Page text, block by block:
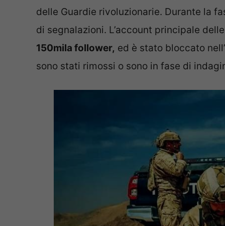
delle Guardie rivoluzionarie. Durante la
di segnalazioni. L’account principale
150mila follower, ed è stato bloccato
sono stati rimossi o sono in fase di